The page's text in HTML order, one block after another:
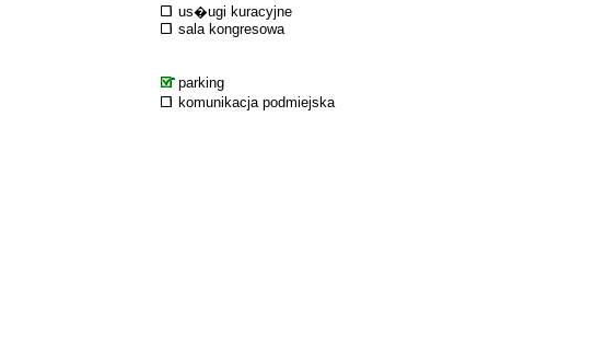
us�ugi kuracyjne
sala kongresowa
parking
komunikacja podmiejska